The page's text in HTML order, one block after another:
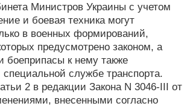
Министров Украины с учетом
и боевая техника могут
в военных формирований,
предусмотрено законом, а
боеприпасы к нему также
специальной службе транспорта.
2 в редакции Закона N 3046-III от
внесенными согласно